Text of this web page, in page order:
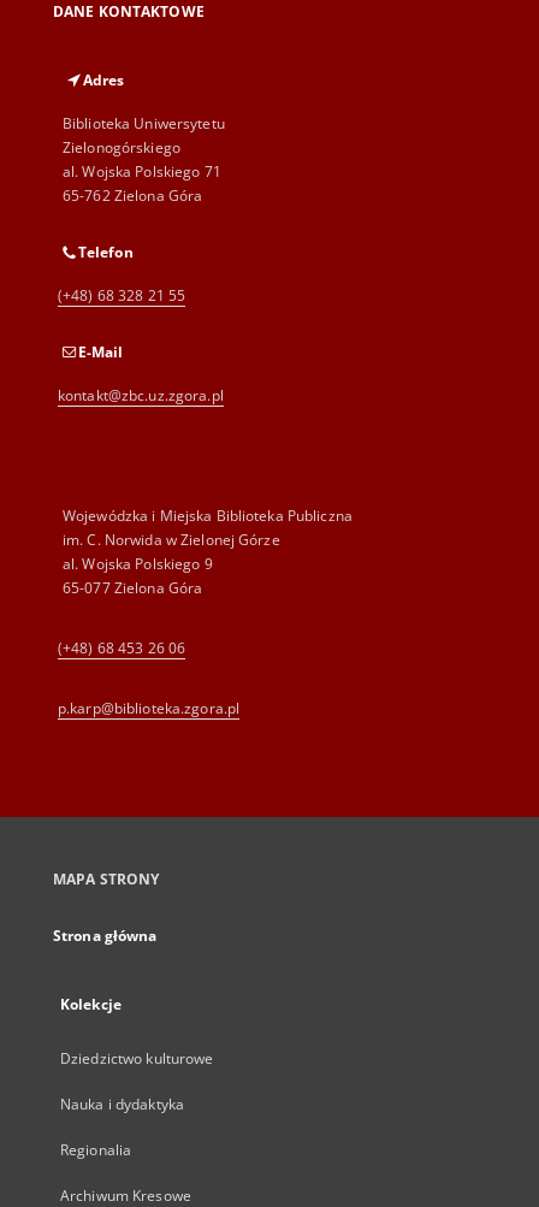
DANE KONTAKTOWE
Adres
Biblioteka Uniwersytetu
Zielonogórskiego
al. Wojska Polskiego 71
65-762 Zielona Góra
Telefon
(+48) 68 328 21 55
E-Mail
kontakt@zbc.uz.zgora.pl
Wojewódzka i Miejska Biblioteka Publiczna
im. C. Norwida w Zielonej Górze
al. Wojska Polskiego 9
65-077 Zielona Góra
(+48) 68 453 26 06
p.karp@biblioteka.zgora.pl
MAPA STRONY
Strona główna
Kolekcje
Dziedzictwo kulturowe
Nauka i dydaktyka
Regionalia
Archiwum Kresowe